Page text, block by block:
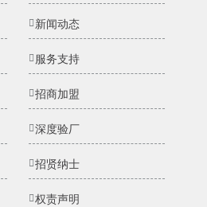
新闻动态
服务支持
招商加盟
深度验厂
招贤纳士
权责声明